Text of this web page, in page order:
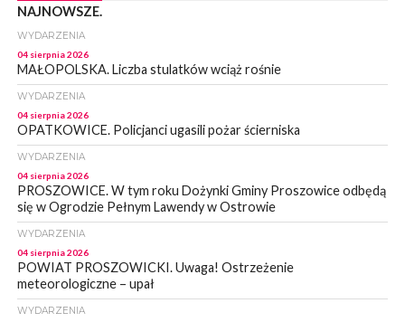
NAJNOWSZE.
WYDARZENIA
04 sierpnia 2026
MAŁOPOLSKA. Liczba stulatków wciąż rośnie
WYDARZENIA
04 sierpnia 2026
OPATKOWICE. Policjanci ugasili pożar ścierniska
WYDARZENIA
04 sierpnia 2026
PROSZOWICE. W tym roku Dożynki Gminy Proszowice odbędą
się w Ogrodzie Pełnym Lawendy w Ostrowie
WYDARZENIA
04 sierpnia 2026
POWIAT PROSZOWICKI. Uwaga! Ostrzeżenie
meteorologiczne – upał
WYDARZENIA